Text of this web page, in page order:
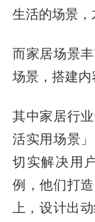
生活的场景，
而家居场景
场景，搭建内
其中家居行
活实用场景
切实解决用
例，他们打
上，设计出